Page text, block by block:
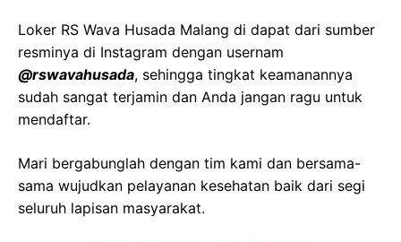
Loker RS Wava Husada Malang di dapat dari sumber
resminya di Instagram dengan usernam
@rswavahusada, sehingga tingkat keamanannya
sudah sangat terjamin dan Anda jangan ragu untuk
mendaftar.
Mari bergabunglah dengan tim kami dan bersama-
sama wujudkan pelayanan kesehatan baik dari segi
seluruh lapisan masyarakat.